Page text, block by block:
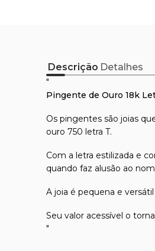
Descrição Detalhes
"
Pingente de Ouro 18k
Os pingentes são joias
ouro 750 letra T.
Com a letra estilizada e
quando faz alusão ao
A joia é pequena e
Seu valor acessível o
"